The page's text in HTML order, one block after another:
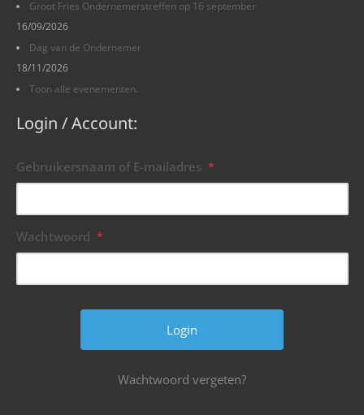
Groot Fries Ondernemerstreffen op 16 september
16/09/2026
Dag van de Ondernemer
18/11/2026
Toon alle evenementen.
Login / Account:
Gebruikersnaam of E-mailadres *
Wachtwoord *
Wachtwoord vergeten?